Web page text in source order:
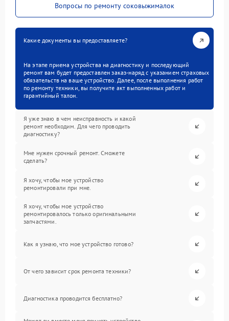
Вопросы по ремонту соковыжималок
Какие документы вы предоставляете?
На этапе приема устройства на диагностику и последующий
ремонт вам будет предоставлен заказ-наряд с указанием страховых
обязательств на ваше устройство. Далее, после выполнения работ
по ремонту техники, вы получите акт выполненных работ и
гарантийный талон.
Я уже знаю в чем неисправность и какой
ремонт необходим. Для чего проводить
диагностику?
Мне нужен срочный ремонт. Сможете
сделать?
Я хочу, чтобы мое устройство
ремонтировали при мне.
Я хочу, чтобы мое устройство
ремонтировалось только оригинальными
запчастями.
Как я узнаю, что мое устройство готово?
От чего зависит срок ремонта техники?
Диагностика проводится бесплатно?